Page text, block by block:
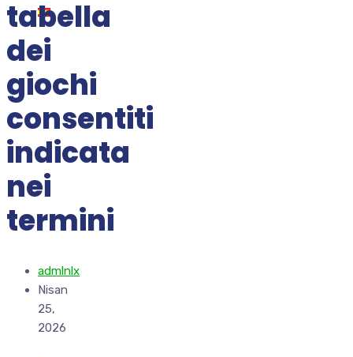
tabella
dei
giochi
consentiti
indicata
nei
termini
admlnlx
Nisan
25,
2026